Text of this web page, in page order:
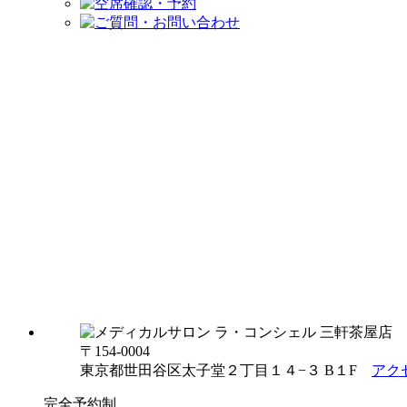
〒154-0004
東京都世田谷区太子堂２丁目１４−３ B１F アク
完全予約制